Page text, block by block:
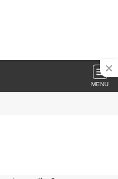
MENU